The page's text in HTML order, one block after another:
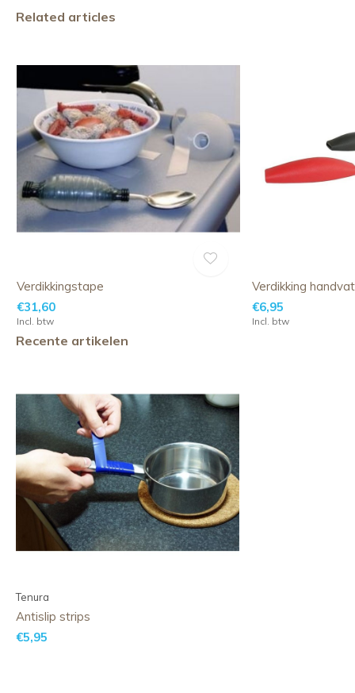
Related articles
Verdikkingstape
€31,60
Incl. btw
Verdikking handvat
€6,95
Incl. btw
Recente artikelen
Tenura
Antislip strips
€5,95